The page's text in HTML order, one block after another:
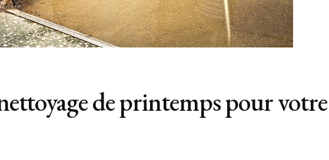
de printemps pour votre